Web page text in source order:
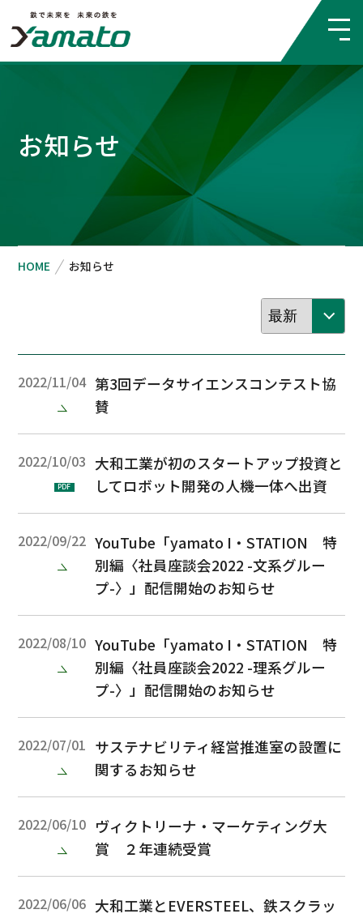
お知らせ
HOME お知らせ
2022/11/04 第3回データサイエンスコンテスト協
賛
2022/10/03
PDF
大和工業が初のスタートアップ投資と
してロボット開発の人機一体へ出資
2022/09/22 YouTube「yamato I・STATION 特
別編〈社員座談会2022 -文系グルー
プ-〉」配信開始のお知らせ
2022/08/10 YouTube「yamato I・STATION 特
別編〈社員座談会2022 -理系グルー
プ-〉」配信開始のお知らせ
2022/07/01 サステナビリティ経営推進室の設置に
関するお知らせ
2022/06/10 ヴィクトリーナ・マーケティング大
賞 ２年連続受賞
2022/06/06 大和工業とEVERSTEEL、鉄スクラッ